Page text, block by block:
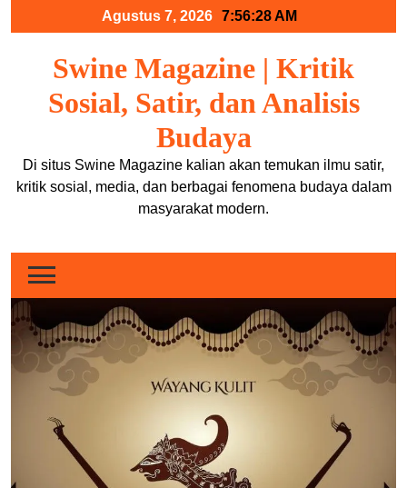
Agustus 7, 2026 7:56:28 AM
Swine Magazine | Kritik
Sosial, Satir, dan Analisis
Budaya
Di situs Swine Magazine kalian akan temukan ilmu satir,
kritik sosial, media, dan berbagai fenomena budaya dalam
masyarakat modern.